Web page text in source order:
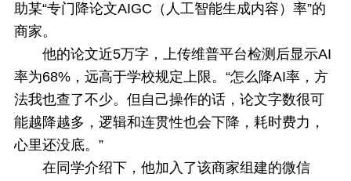
助某“专门降论文AIGC（人工智能生成内容）率”的
商家。
他的论文近5万字，上传维普平台检测后显示AI
率为68%，远高于学校规定上限。“怎么降AI率，方
法我也查了不少。但自己操作的话，论文字数很可
能越降越多，逻辑和连贯性也会下降，耗时费力，
心里还没底。”
在同学介绍下，他加入了该商家组建的微信